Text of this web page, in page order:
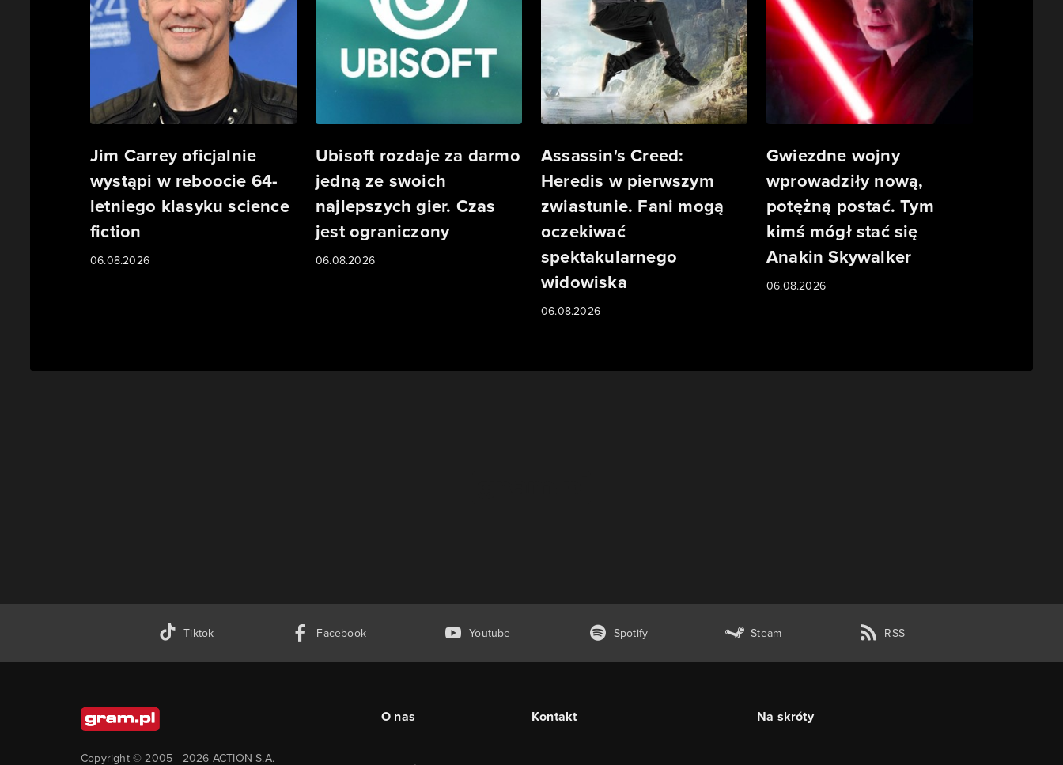
Jim Carrey oficjalnie
wystąpi w reboocie 64-
letniego klasyku science
fiction
06.08.2026
Ubisoft rozdaje za darmo
jedną ze swoich
najlepszych gier. Czas
jest ograniczony
06.08.2026
Assassin's Creed:
Heredis w pierwszym
zwiastunie. Fani mogą
oczekiwać
spektakularnego
widowiska
06.08.2026
Gwiezdne wojny
wprowadziły nową,
potężną postać. Tym
kimś mógł stać się
Anakin Skywalker
06.08.2026
Tiktok Facebook Youtube Spotify Steam RSS
Copyright © 2005 - 2026 ACTION S.A.
O nas Kontakt Na skróty